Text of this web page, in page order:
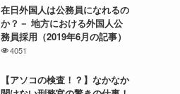
在日外国人は公務員になれるの
か？－ 地方における外国人公
務員採用（2019年6月の記事）
4051
【アソコの検査！？】なかなか